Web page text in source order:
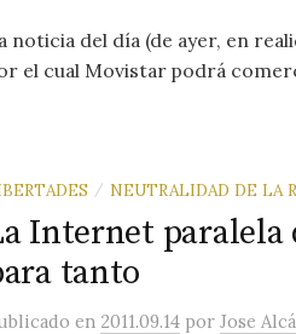
noticia del día (de ayer, en
el cual Movistar podrá
/ NEUTRALIDAD DE LA
Internet paralela
tanto
en 2011.09.14 por Jose